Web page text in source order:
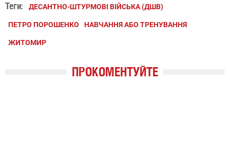
Теги: ДЕСАНТНО-ШТУРМОВІ ВІЙСЬКА (ДШВ)
ПЕТРО ПОРОШЕНКО НАВЧАННЯ АБО ТРЕНУВАННЯ
ЖИТОМИР
ПРОКОМЕНТУЙТЕ